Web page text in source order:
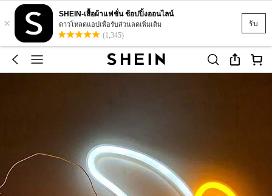
รับ
×
SHEIN-เสื้อผ้าแฟชั่น ช้อปปิ้งออนไลน์
ดาวโหลดแอปเพื่อรับส่วนลดเพิ่มเติม
(1,345)